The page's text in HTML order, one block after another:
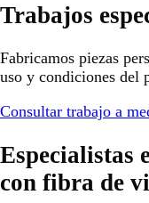
Trabajos
Fabricamos piezas
uso y condiciones del
Consultar trabajo a
Especialistas
con fibra de